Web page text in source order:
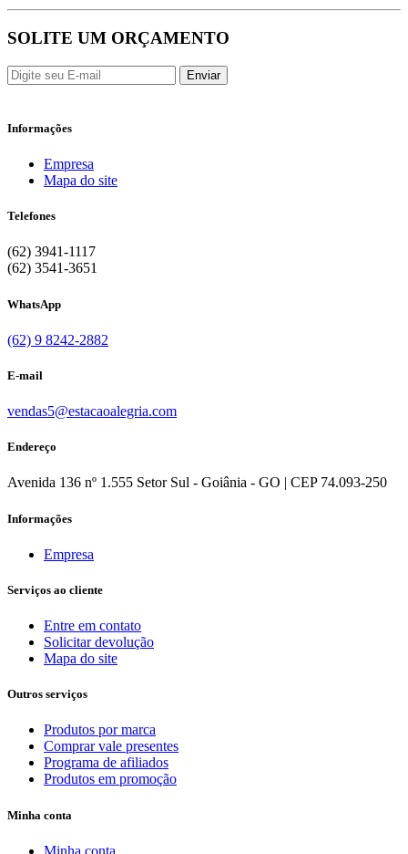
SOLITE UM ORÇAMENTO
Enviar
Informações
Empresa
Mapa do site
Telefones
(62) 3941-1117
(62) 3541-3651
WhatsApp
(62) 9 8242-2882
E-mail
vendas5@estacaoalegria.com
Endereço
Avenida 136 nº 1.555 Setor Sul - Goiânia - GO | CEP 74.093-250
Informações
Empresa
Serviços ao cliente
Entre em contato
Solicitar devolução
Mapa do site
Outros serviços
Produtos por marca
Comprar vale presentes
Programa de afiliados
Produtos em promoção
Minha conta
Minha conta